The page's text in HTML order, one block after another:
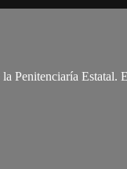
Penitenciaría